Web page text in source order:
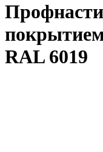
RAL 6019